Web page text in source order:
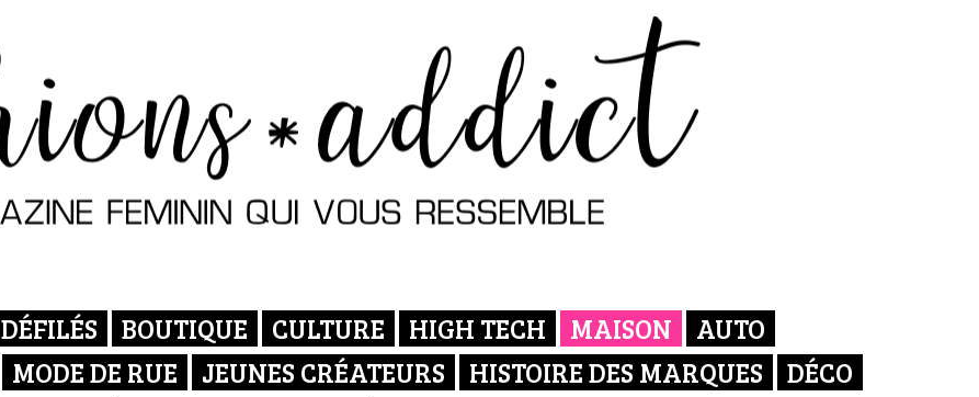
DÉFILÉS BOUTIQUE CULTURE HIGH TECH MAISON
AUTO
MODE DE RUE JEUNES CRÉATEURS HISTOIRE DES MARQUES
DÉCO